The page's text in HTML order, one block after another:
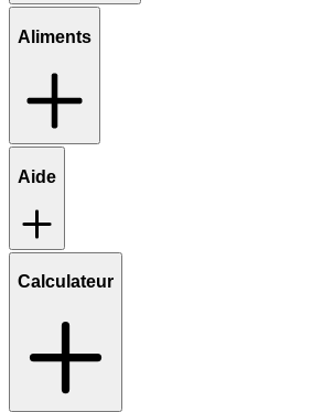
Aliments
Aide
Calculateur